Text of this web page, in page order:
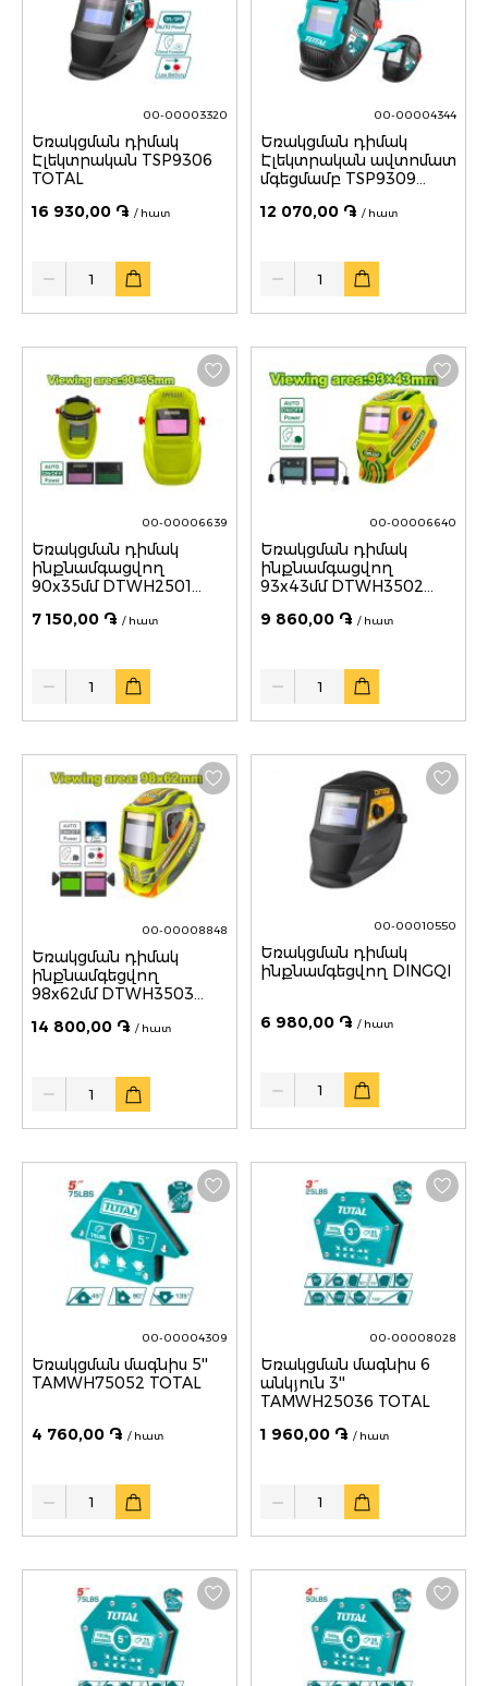
00-00003320
Եռակցման դիմակ
Էլեկտրական TSP9306
TOTAL
16 930,00 ֏ / հատ
Quantity
00-00004344
Եռակցման դիմակ
Էլեկտրական ավտոմատ
մգեցմամբ TSP9309
12 070,00 ֏ / հատ
Quantity
00-00006639
Եռակցման դիմակ
ինքնամգացվող
90x35մմ DTWH2501
7 150,00 ֏ / հատ
Quantity
00-00006640
Եռակցման դիմակ
ինքնամգացվող
93x43մմ DTWH3502
9 860,00 ֏ / հատ
Quantity
00-00008848
Եռակցման դիմակ
ինքնամգեցվող
98x62մմ DTWH3503
14 800,00 ֏ / հատ
Quantity
00-00010550
Եռակցման դիմակ
ինքնամգեցվող DINGQI
6 980,00 ֏ / հատ
00-00004309
Եռակցման մագնիս 5''
TAMWH75052 TOTAL
4 760,00 ֏ / հատ
Quantity
00-00008028
Եռակցման մագնիս 6
անկյուն 3''
TAMWH25036 TOTAL
1 960,00 ֏ / հատ
Quantity